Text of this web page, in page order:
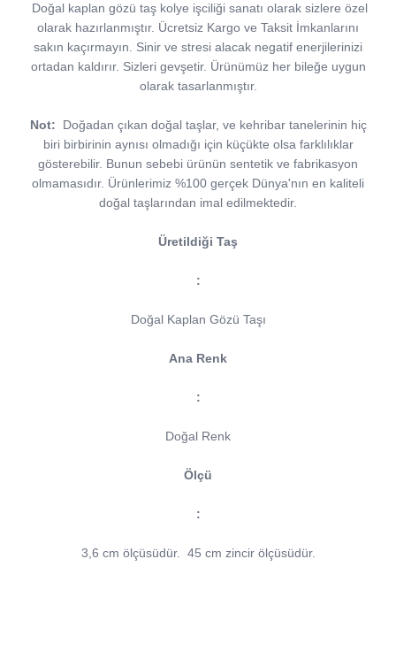
Doğal kaplan gözü taş kolye işciliği sanatı olarak sizlere özel
olarak hazırlanmıştır. Ücretsiz Kargo ve Taksit İmkanlarını
sakın kaçırmayın. Sinir ve stresi alacak negatif enerjilerinizi
ortadan kaldırır. Sizleri gevşetir. Ürünümüz her bileğe uygun
olarak tasarlanmıştır.
Not:
Doğadan çıkan doğal taşlar, ve kehribar tanelerinin hiç
biri birbirinin aynısı olmadığı için küçükte olsa farklılıklar
gösterebilir. Bunun sebebi ürünün sentetik ve fabrikasyon
olmamasıdır. Ürünlerimiz %100 gerçek Dünya'nın en kaliteli
doğal taşlarından imal edilmektedir.
Üretildiği Taş
:
Doğal Kaplan Gözü Taşı
Ana Renk
:
Doğal Renk
Ölçü
:
3,6 cm ölçüsüdür. 45 cm zincir ölçüsüdür.